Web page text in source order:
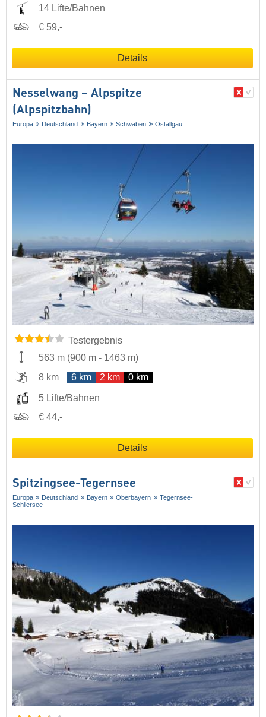
14 Lifte/Bahnen
€ 59,-
Details
Nesselwang – Alpspitze
(Alpspitzbahn)
Europa Deutschland Bayern Schwaben Ostallgäu
Testergebnis
563 m (900 m - 1463 m)
8 km
6 km 2 km 0 km
5 Lifte/Bahnen
€ 44,-
Details
Spitzingsee-Tegernsee
Europa Deutschland Bayern Oberbayern
Tegernsee-
Schliersee